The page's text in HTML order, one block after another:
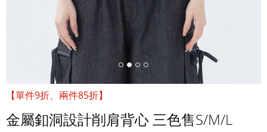
【單件9折、兩件85折】
金屬釦洞設計削肩背心 三色售S/M/L